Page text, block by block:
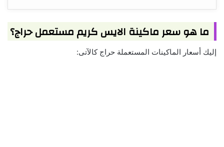
ما هو سعر ماكينة الايس كريم مستعمل حراج؟
إليك أسعار الماكينات المستعملة حراج كالآتى: